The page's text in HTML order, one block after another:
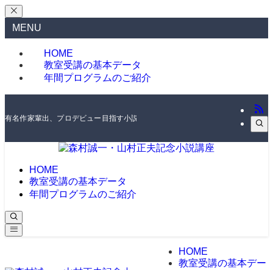
MENU
HOME
教室受講の基本データ
年間プログラムのご紹介
有名作家輩出、プロデビュー目指す小説講座。編集者・作家が直接講評
HOME
教室受講の基本データ
年間プログラムのご紹介
HOME
教室受講の基本デー